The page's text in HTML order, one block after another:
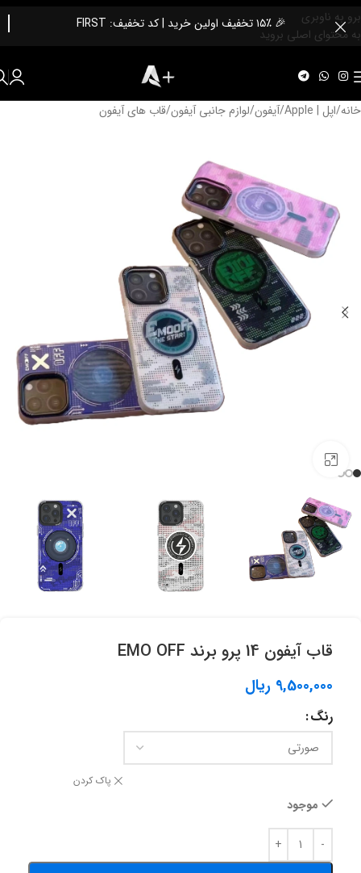
برو به ناوبری
به محتوای اصلی بروید
🎉 ۱۵٪ تخفیف اولین خرید | کد تخفیف: FIRST
خانه/اپل | Apple /آیفون/لوازم جانبی آیفون/قاب های آیفون
قاب آيفون 14 پرو برند EMO OFF
9,500,000 ریال
رنگ
پاک کردن
موجود